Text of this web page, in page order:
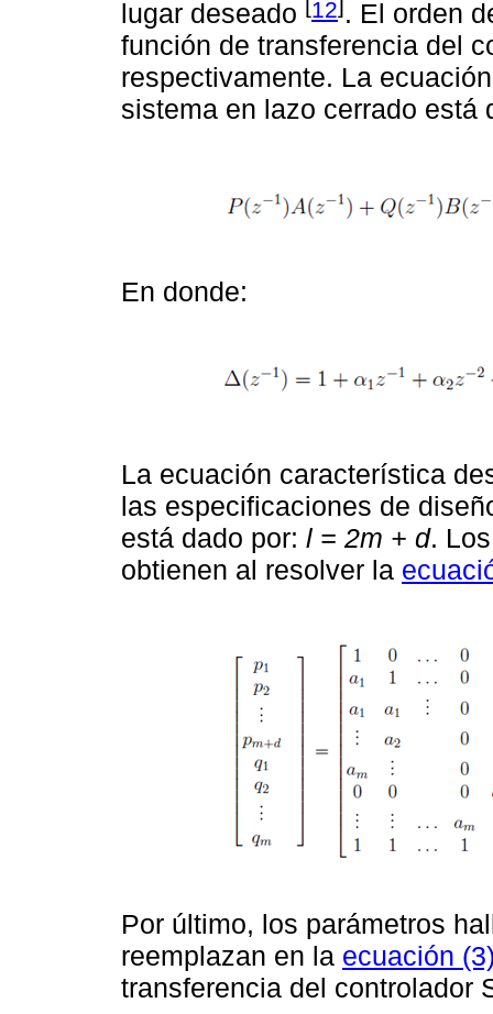
lugar deseado
12 . El orden
función de transferencia del
respectivamente. La
sistema en lazo cerrado está
En donde:
La ecuación característica
las especificaciones de
está dado por: l = 2m + d.
obtienen al resolver la
Por último, los parámetros
reemplazan en la ecuación
transferencia del controlador